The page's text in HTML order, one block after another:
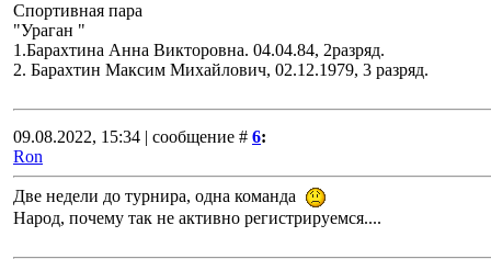
Спортивная пара
"Ураган "
1.Барахтина Анна Викторовна. 04.04.84, 2разряд.
2. Барахтин Максим Михайлович, 02.12.1979, 3 разряд.
09.08.2022, 15:34 | сообщение # 6:
Ron
Две недели до турнира, одна команда
Народ, почему так не активно регистрируемся....